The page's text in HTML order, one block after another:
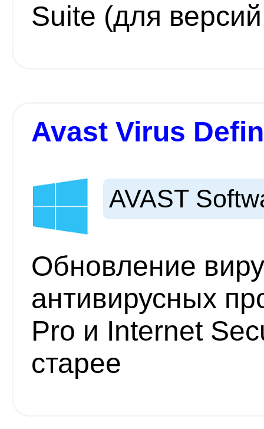
Suite (для
Avast Virus
AVAST
Обновление
антивирусных
Pro и Internet
старее